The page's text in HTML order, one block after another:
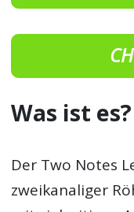
Was ist es?
Der Two Notes
zweikanaliger